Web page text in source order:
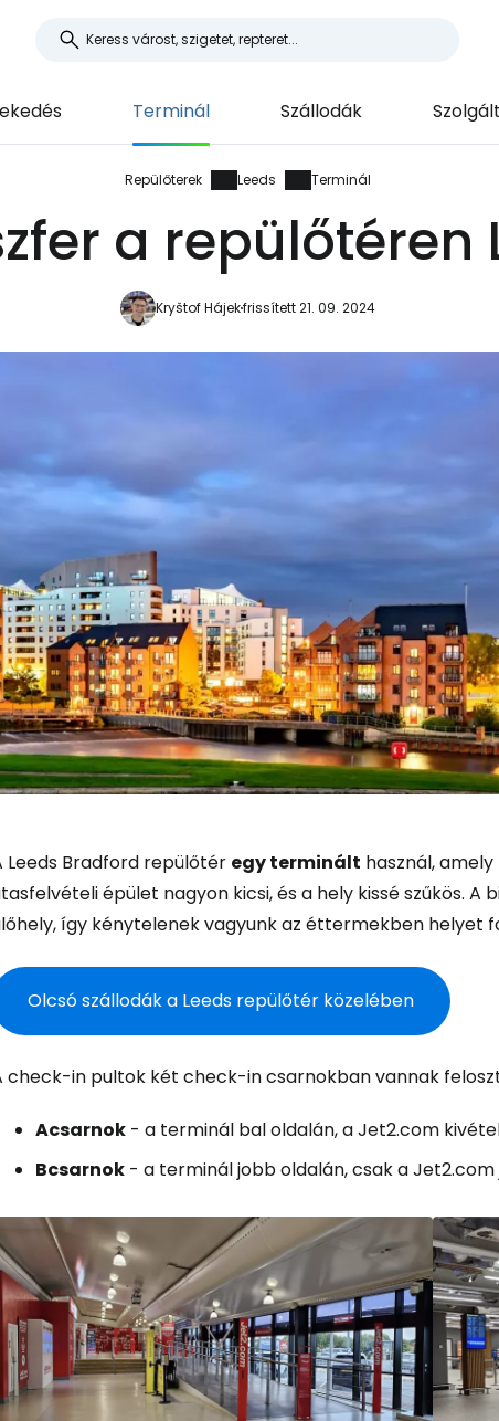
Terminál Szállodák
Repülőterek Leeds Terminál
a repülőtéren
Kryštof Hájekfrissített 21. 09. 2024
Leeds Bradford repülőtér egy terminált használ,
épület nagyon kicsi, és a hely kissé szűkös. A
így kénytelenek vagyunk az éttermekben helyet
Olcsó szállodák a Leeds repülőtér közelében
check-in pultok két check-in csarnokban vannak
Acsarnok - a terminál bal oldalán, a Jet2.com
Bcsarnok - a terminál jobb oldalán, csak a